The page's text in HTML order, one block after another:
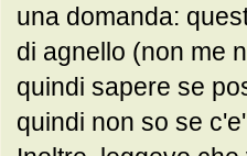
una domanda:
di agnello (non me
quindi sapere se
quindi non so se